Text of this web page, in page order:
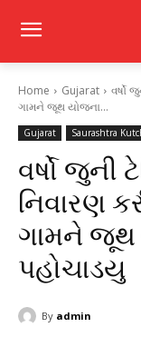
Home Gujarat
વર્ષો
ગામને જૂથ યોજના...
Gujarat Saurashtra
વર્ષો જુની
નિવારણ
ગામને જૂથ
પહોચાડયુ
By admin